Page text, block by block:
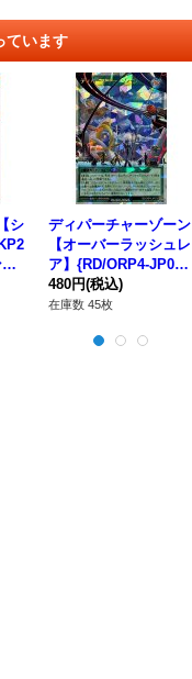
ています
シ
ディパーチャーゾーン
【オーバーラッシュレ
ア】{RD/ORP4-JP07
5}《RD魔法》
480円(税込)
在庫数 45枚